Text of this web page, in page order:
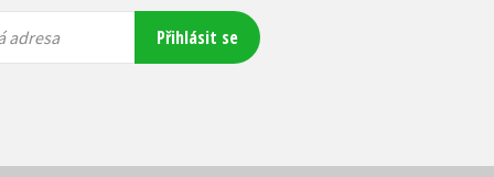
adresa Přihlásit se